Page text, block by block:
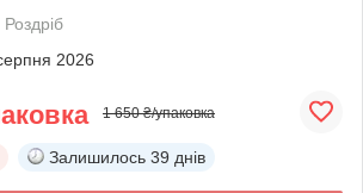
Роздріб
2026
1 650 ₴/упаковка
Залишилось 39 днів